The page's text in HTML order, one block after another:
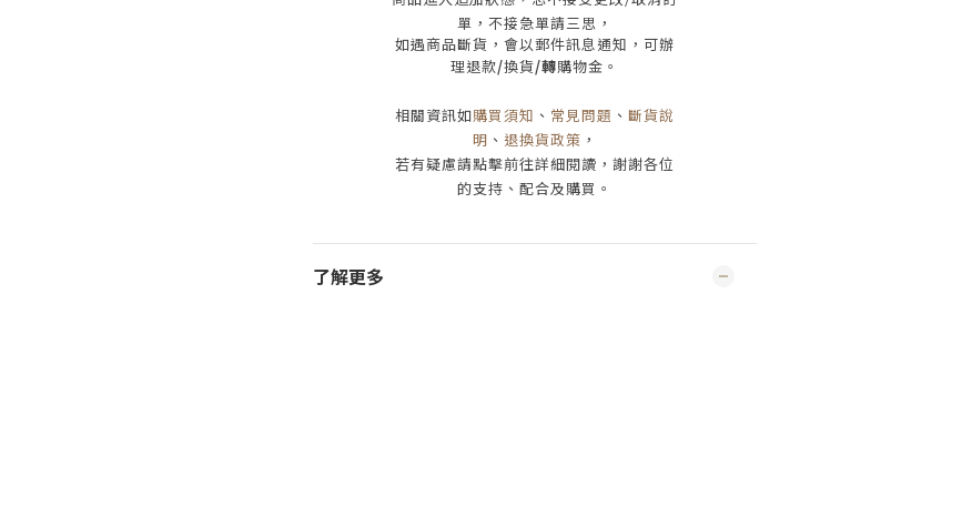
單， 不接急單請三思 ，
如遇商品斷貨，會以郵件訊息通知，可辦
理退款/換貨/轉購物金。
相關資訊如購買須知 、 常見問題 、 斷貨說
明 、 退換貨政策 ，
若有疑慮請點擊前往詳細閱讀，謝謝各位
的支持、配合及購買 。
了解更多